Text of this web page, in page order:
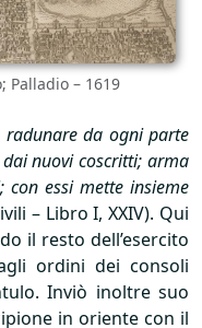
Palladio – 1619
radunare da ogni parte
nuovi coscritti; arma
essi mette insieme
– Libro I,XXIV). Qui
il resto dell’esercito
ordini dei consoli
Inviò inoltre suo
in oriente con il